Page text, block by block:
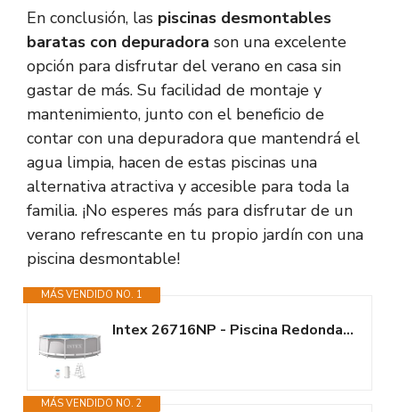
En conclusión, las piscinas desmontables
baratas con depuradora son una excelente
opción para disfrutar del verano en casa sin
gastar de más. Su facilidad de montaje y
mantenimiento, junto con el beneficio de
contar con una depuradora que mantendrá el
agua limpia, hacen de estas piscinas una
alternativa atractiva y accesible para toda la
familia. ¡No esperes más para disfrutar de un
verano refrescante en tu propio jardín con una
piscina desmontable!
MÁS VENDIDO NO. 1
Intex 26716NP - Piscina Redonda Desmontable intex Prisma Frame 366x99 cm...
MÁS VENDIDO NO. 2